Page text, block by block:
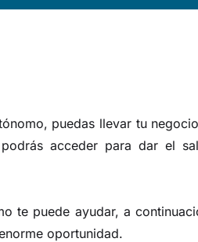
puedas llevar tu
acceder para dar el
te puede ayudar, a
oportunidad.